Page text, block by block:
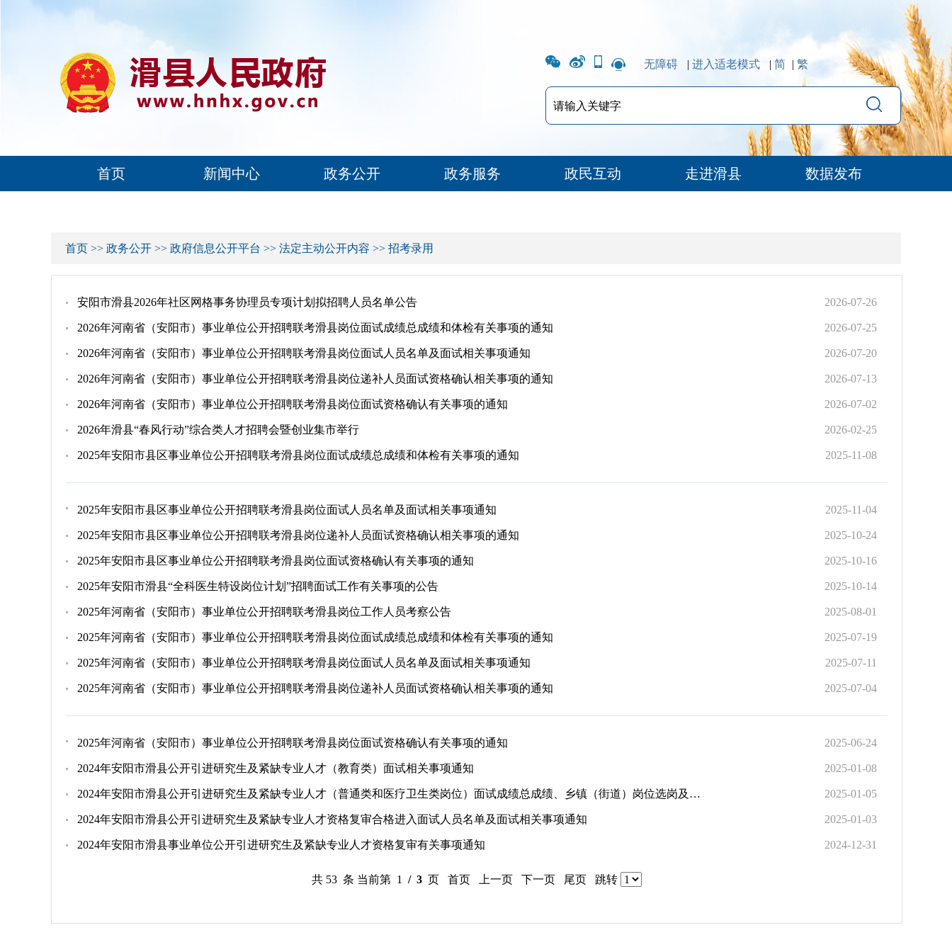
无障碍 | 进入适老模式 | 简 | 繁
首页 新闻中心 政务公开 政务服务 政民互动 走进滑县 数据发布
首页 >> 政务公开 >> 政府信息公开平台 >> 法定主动公开内容 >> 招考录用
2026-07-26
安阳市滑县2026年社区网格事务协理员专项计划拟招聘人员名单公告
2026-07-25
2026年河南省（安阳市）事业单位公开招聘联考滑县岗位面试成绩总成绩和体检有关事项的通知
2026-07-20
2026年河南省（安阳市）事业单位公开招聘联考滑县岗位面试人员名单及面试相关事项通知
2026-07-13
2026年河南省（安阳市）事业单位公开招聘联考滑县岗位递补人员面试资格确认相关事项的通知
2026-07-02
2026年河南省（安阳市）事业单位公开招聘联考滑县岗位面试资格确认有关事项的通知
2026-02-25
2026年滑县“春风行动”综合类人才招聘会暨创业集市举行
2025-11-08
2025年安阳市县区事业单位公开招聘联考滑县岗位面试成绩总成绩和体检有关事项的通知
2025-11-04
2025年安阳市县区事业单位公开招聘联考滑县岗位面试人员名单及面试相关事项通知
2025-10-24
2025年安阳市县区事业单位公开招聘联考滑县岗位递补人员面试资格确认相关事项的通知
2025-10-16
2025年安阳市县区事业单位公开招聘联考滑县岗位面试资格确认有关事项的通知
2025-10-14
2025年安阳市滑县“全科医生特设岗位计划”招聘面试工作有关事项的公告
2025-08-01
2025年河南省（安阳市）事业单位公开招聘联考滑县岗位工作人员考察公告
2025-07-19
2025年河南省（安阳市）事业单位公开招聘联考滑县岗位面试成绩总成绩和体检有关事项的通知
2025-07-11
2025年河南省（安阳市）事业单位公开招聘联考滑县岗位面试人员名单及面试相关事项通知
2025-07-04
2025年河南省（安阳市）事业单位公开招聘联考滑县岗位递补人员面试资格确认相关事项的通知
2025-06-24
2025年河南省（安阳市）事业单位公开招聘联考滑县岗位面试资格确认有关事项的通知
2025-01-08
2024年安阳市滑县公开引进研究生及紧缺专业人才（教育类）面试相关事项通知
2025-01-05
2024年安阳市滑县公开引进研究生及紧缺专业人才（普通类和医疗卫生类岗位）面试成绩总成绩、乡镇（街道）岗位选岗及体...
2025-01-03
2024年安阳市滑县公开引进研究生及紧缺专业人才资格复审合格进入面试人员名单及面试相关事项通知
2024-12-31
2024年安阳市滑县事业单位公开引进研究生及紧缺专业人才资格复审有关事项通知
共 53 条 当前第 1 / 3 页 首页 上一页 下一页 尾页 跳转